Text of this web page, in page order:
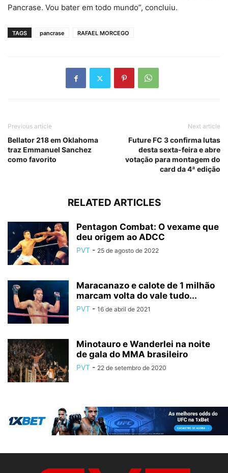
Pancrase. Vou bater em todo mundo”, concluiu.
TAGS pancrase RAFAEL MORCEGO
Previous article
Bellator 218 em Oklahoma
traz Emmanuel Sanchez
como favorito
Next article
Future FC 3 confirma lutas
desta sexta-feira e abre
votação para montagem do
card da 4ª edição
RELATED ARTICLES
Pentagon Combat: O vexame que
deu origem ao ADCC
PVT - 25 de agosto de 2022
Maracanazo e calote de 1 milhão
marcam volta do vale tudo...
PVT - 16 de abril de 2021
Minotauro e Wanderlei na noite
de gala do MMA brasileiro
PVT - 22 de setembro de 2020